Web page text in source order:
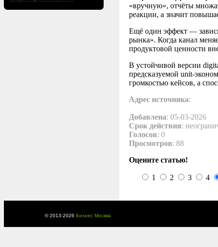
«вручную», отчёты
реакции, а значит
Ещё один эффект —
рынка». Когда канал
продуктовой ценности
В устойчивой версии
предсказуемой unit-
громкостью кейсов, а
Адрес источника:
Добавлена: 05-03-2026
Срок действия:
Голосов: 0
Просмотров: 88
Оцените статью!
1 2 3 4
© 2013-2026 Бизнес Москва